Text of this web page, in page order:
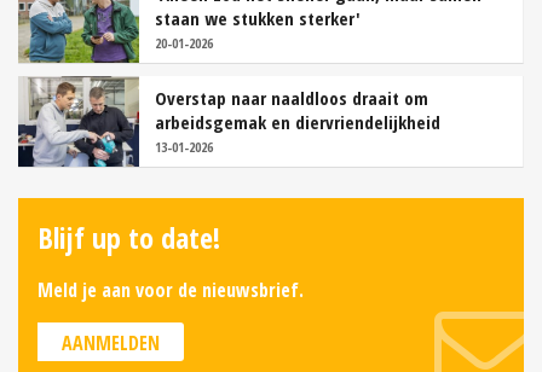
staan we stukken sterker'
20-01-2026
Overstap naar naaldloos draait om
arbeidsgemak en diervriendelijkheid
13-01-2026
Blijf up to date!
Meld je aan voor de nieuwsbrief.
AANMELDEN